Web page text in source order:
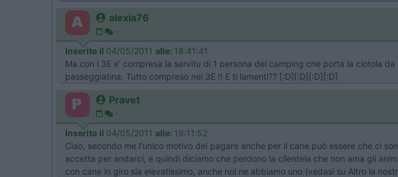
alexia76
-
Inserito il 04/05/2011 alle: 18:41:41
Ma con i 3E e' compresa la servitu di 1 persona del camping che porta la ciotola
passeggiatina. Tutto compreso nei 3E !! E ti lamenti?? [:D][:D][:D][:D]
Pravet
-
Inserito il 04/05/2011 alle: 19:11:52
Ciao, secondo me l'unico motivo del pagare anche per il cane può essere che ci
accetta per andarci, e quindi diciamo che perdono la clientela che non ama gli
con cane in giro sia elevatissimo, anche noi ne abbiamo uno (vedasi su Altro la